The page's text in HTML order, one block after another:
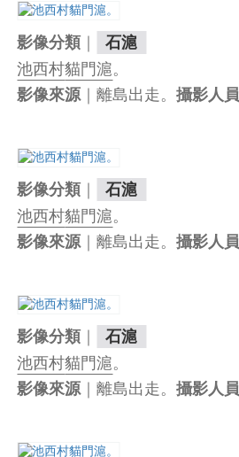
影像分類｜ 石滬
池西村貓門滬。
影像來源｜離島出走。攝影人員
影像分類｜ 石滬
池西村貓門滬。
影像來源｜離島出走。攝影人員
影像分類｜ 石滬
池西村貓門滬。
影像來源｜離島出走。攝影人員